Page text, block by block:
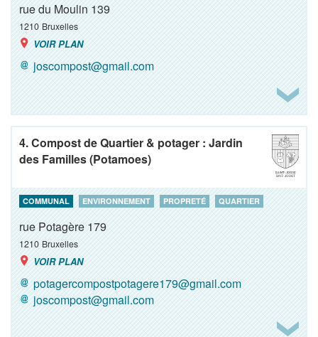
rue du Moulin 139
1210 Bruxelles
VOIR PLAN
joscompost@gmail.com
4. Compost de Quartier & potager : Jardin
des Familles (Potamoes)
COMMUNAL ENVIRONNEMENT PROPRETÉ QUARTIER
rue Potagère 179
1210 Bruxelles
VOIR PLAN
potagercompostpotagere179@gmail.com
joscompost@gmail.com